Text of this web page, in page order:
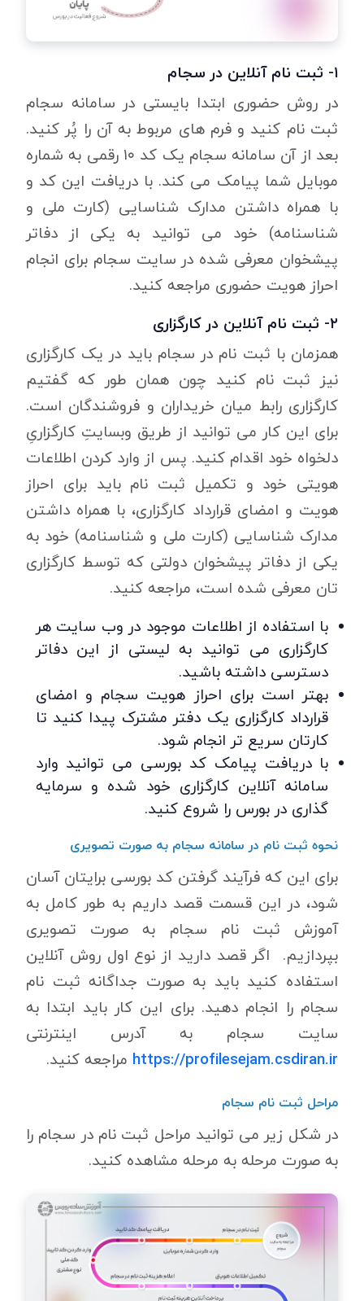
۱- ثبت نام آنلاین در سجام
در روش حضوری ابتدا بایستی در سامانه سجام
ثبت نام کنید و فرم های مربوط به آن را پُر کنید.
بعد از آن سامانه سجام یک کد ۱۰ رقمی به شماره
موبایل شما پیامک می کند. با دریافت این کد و
با همراه داشتن مدارک شناسایی (کارت ملی و
شناسنامه) خود می توانید به یکی از دفاتر
پیشخوان معرفی شده در سایت سجام برای انجام
احراز هویت حضوری مراجعه کنید.
۲- ثبت نام آنلاین در کارگزاری
همزمان با ثبت نام در سجام باید در یک کارگزاری
نیز ثبت نام کنید چون همان طور که گفتیم
کارگزاری رابط میان خریداران و فروشندگان است.
برای این کار می توانید از طریق وبسایتِ کارگزاریِ
دلخواه خود اقدام کنید. پس از وارد کردن اطلاعات
هویتی خود و تکمیل ثبت نام باید برای احراز
هویت و امضای قرارداد کارگزاری، با همراه داشتن
مدارک شناسایی (کارت ملی و شناسنامه) خود به
یکی از دفاتر پیشخوان دولتی که توسط کارگزاری
تان معرفی شده است، مراجعه کنید.
با استفاده از اطلاعات موجود در وب سایت هر
کارگزاری می توانید به لیستی از این دفاتر
دسترسی داشته باشید.
بهتر است برای احراز هویت سجام و امضای
قرارداد کارگزاری یک دفتر مشترک پیدا کنید تا
کارتان سریع تر انجام شود.
با دریافت پیامک کد بورسی می توانید وارد
سامانه آنلاین کارگزاری خود شده و سرمایه
گذاری در بورس را شروع کنید.
نحوه ثبت نام در سامانه سجام به صورت تصویری
برای این که فرآیند گرفتن کد بورسی برایتان آسان
شود، در این قسمت قصد داریم به طور کامل به
آموزش ثبت نام سجام به صورت تصویری
بپردازیم. اگر قصد دارید از نوع اول روش آنلاین
استفاده کنید باید به صورت جداگانه ثبت نام
سجام را انجام دهید. برای این کار باید ابتدا به
سایت سجام به آدرس اینترنتی
https://profilesejam.csdiran.ir مراجعه کنید.
مراحل ثبت نام سجام
در شکل زیر می توانید مراحل ثبت نام در سجام را
به صورت مرحله به مرحله مشاهده کنید.